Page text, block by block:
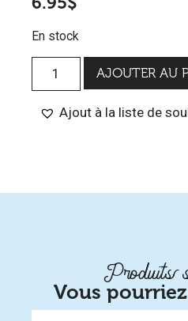
En stock
AJOUTER AU
Ajout à la liste de
Produits
Vous